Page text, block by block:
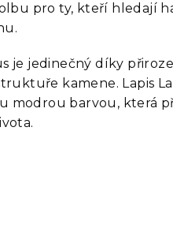
pro ty, kteří hledají
je jedinečný díky
kamene. Lapis
modrou barvou, která